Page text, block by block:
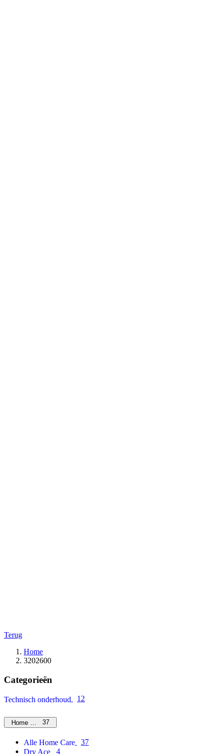
Terug
Home
3202600
Categorieën
Technisch onderhoud 12
Home Care37
Alle Home Care
37
Dry Ace
4